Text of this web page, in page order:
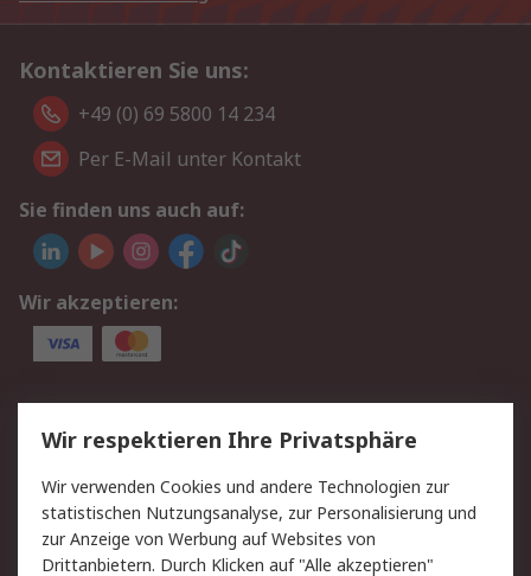
Kontaktieren Sie uns:
+49 (0) 69 5800 14 234
Per E-Mail unter Kontakt
Sie finden uns auch auf:
Wir akzeptieren:
Service
Value Added Services
Lieferlösungen
Rücksendungen
Kontakt
Hilfe
Privatkunden
Wir respektieren Ihre Privatsphäre
Wir verwenden Cookies und andere Technologien zur
statistischen Nutzungsanalyse, zur Personalisierung und
zur Anzeige von Werbung auf Websites von
Drittanbietern. Durch Klicken auf "Alle akzeptieren"